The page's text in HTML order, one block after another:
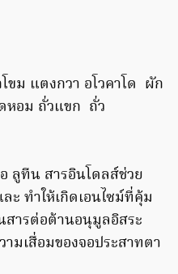
ขม แตงกวา อโวคาโด ผัก
หอม ถั่วแขก ถั่ว
ลูทีน สารอินโดลส์ช่วย
ะ ทำให้เกิดเอนไซม์ที่คุ้ม
สารต่อต้านอนุมูลอิสระ
มเสื่อมของจอประสาทตา